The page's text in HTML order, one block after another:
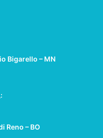
Bigarello – MN
Reno – BO